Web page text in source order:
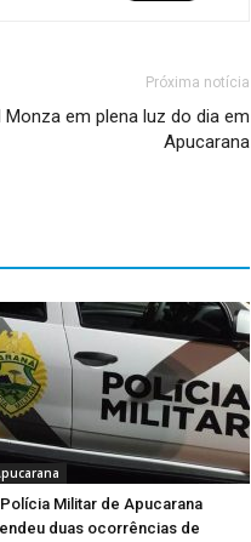
Próxima notícia
em plena luz do dia em
Apucarana
Militar de Apucarana
duas ocorrências de